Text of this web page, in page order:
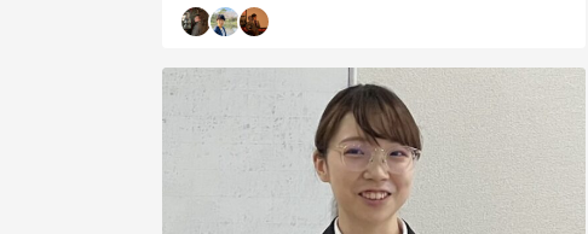
いと強く思っています。
事を引き受ける、また周囲に仕事を振る際には最後ま
で責任を持ち、誠実に向き合い続けることが重要で
合いながら、本田さん自身だけでなくメンバーが誠実
に仕事に向き合う環境を作っていますね。本田さんの
仕事やメンバーに対する姿勢は、組織のメンバーを成
長させていると思います。私自身も日々本田さんから
気づきを得ています。今後も共に弱みに向き合い、あ
りたいリーダー像により近付いていくことを応援して